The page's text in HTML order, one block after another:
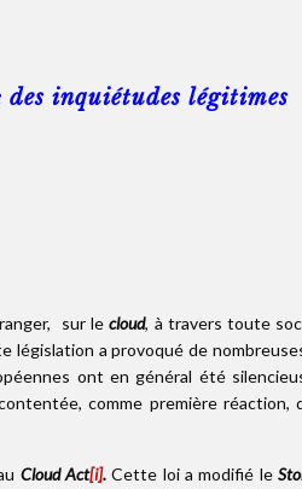
des inquiétudes légitimes
sur lecloud, à travers toute
législation a provoqué de
ont en général été
comme première
Cloud Act[i].Cette loi a modifié le